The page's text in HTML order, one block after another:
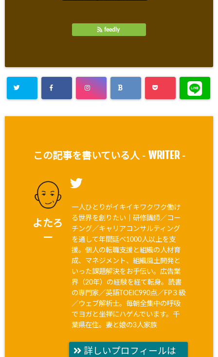
feedly
この記事を書いている人 - WRITER-
よたろ
ー
一人ひとりがイキイキワクワク働け
る世界を創りたい｜研修講師／コー
チング／キャリアコンサルティング
を通して年間延べ1000人以上を支
援。個人の転職支援と組織の人材育
成、マネジメント、組織風土開発と
いった課題解決をお手伝い。広告業
界（20年）の経験を経て転身。読書
の専門家／英語TOEIC990点／FP３級
／ウェブ解析士。毎朝全集中の呼吸
でヨガと坐禅にハゲんでいます。千
葉県在住。妻と娘の3人家族
詳しいプロフィールは